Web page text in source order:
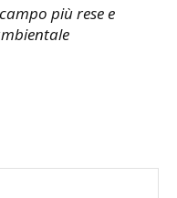
più rese e